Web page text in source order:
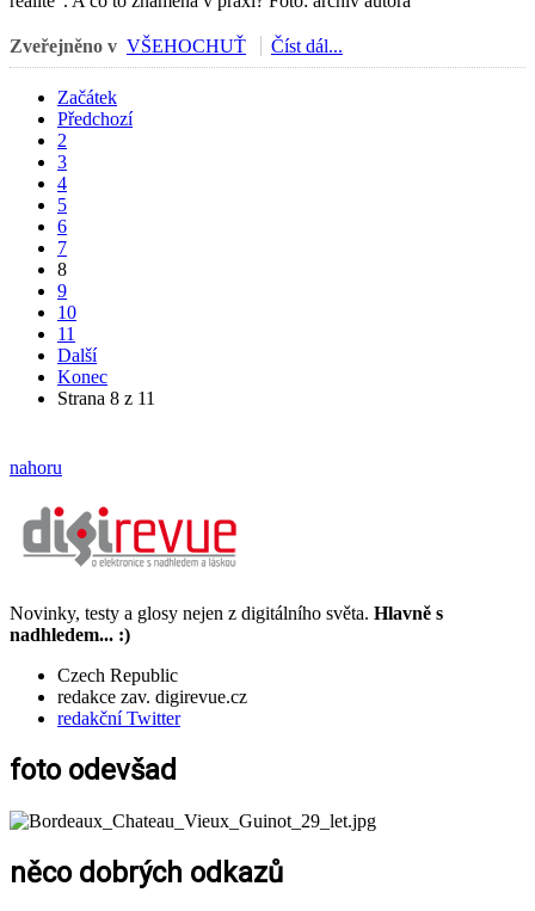
Zveřejněno v VŠEHOCHUŤ Číst dál...
Začátek
Předchozí
2
3
4
5
6
7
8
9
10
11
Další
Konec
Strana 8 z 11
nahoru
Novinky, testy a glosy nejen z digitálního světa. Hlavně s
nadhledem... :)
Czech Republic
redakce zav. digirevue.cz
redakční Twitter
foto odevšad
něco dobrých odkazů